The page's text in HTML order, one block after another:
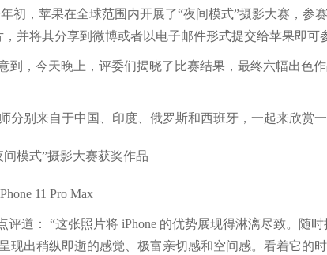
初，苹果在全球范围内开展了“夜间模式”摄影大赛 ，参
并将其分享到微博或者以电子邮件形式提交给苹果即可
到，今天晚上，评委们揭晓了比赛结果，最终六幅出色
分别来自于中国、印度、俄罗斯和西班牙，一起来欣赏
11 Pro Max
评道： “这张照片将 iPhone 的优势展现得淋漓尽致。随
现出稍纵即逝的感觉、极富亲切感和空间感。看着它的